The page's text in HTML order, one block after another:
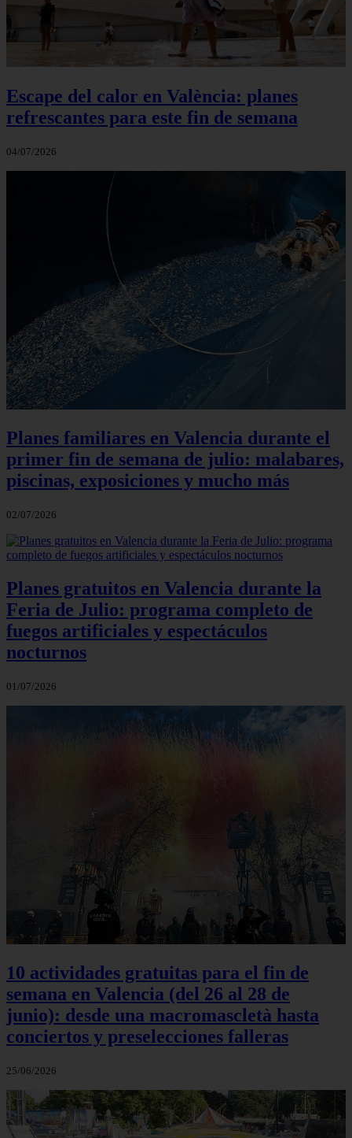
Escape del calor en València: planes
refrescantes para este fin de semana
04/07/2026
Planes familiares en Valencia durante el
primer fin de semana de julio: malabares,
piscinas, exposiciones y mucho más
02/07/2026
Planes gratuitos en Valencia durante la
Feria de Julio: programa completo de
fuegos artificiales y espectáculos
nocturnos
01/07/2026
10 actividades gratuitas para el fin de
semana en Valencia (del 26 al 28 de
junio): desde una macromascletà hasta
conciertos y preselecciones falleras
25/06/2026